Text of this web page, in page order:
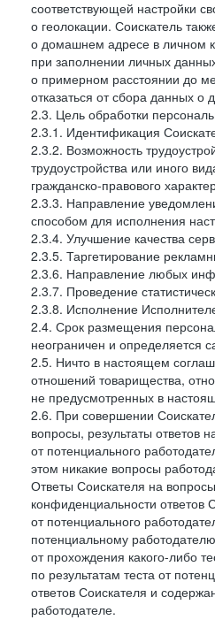
соответствующей настройки
о геолокации. Соискатель
о домашнем адресе в личном
при заполнении личных
о примерном расстоянии до
отказаться от сбора данных
2.3. Цель обработки
2.3.1. Идентификация
2.3.2. Возможность
трудоустройства или иного
гражданско-правового
2.3.3. Направление
способом для исполнения
2.3.4. Улучшение качества
2.3.5. Таргетирование
2.3.6. Направление любых
2.3.7. Проведение
2.3.8. Исполнение
2.4. Срок размещения
неограничен и определяется
2.5. Ничто в настоящем
отношений товарищества,
не предусмотренных в
2.6. При совершении
вопросы, результаты ответов
от потенциального
этом никакие вопросы
Ответы Соискателя на
конфиденциальности ответов
от потенциального
потенциальному
от прохождения какого-либо
по результатам теста от
ответов Соискателя и
работодателе.